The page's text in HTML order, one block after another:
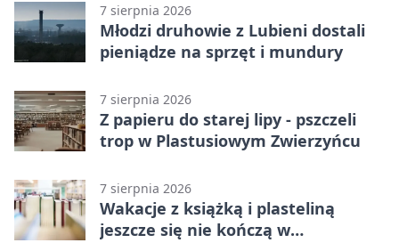
7 sierpnia 2026
Młodzi druhowie z Lubieni dostali
pieniądze na sprzęt i mundury
7 sierpnia 2026
Z papieru do starej lipy - pszczeli
trop w Plastusiowym Zwierzyńcu
7 sierpnia 2026
Wakacje z książką i plasteliną
jeszcze się nie kończą w